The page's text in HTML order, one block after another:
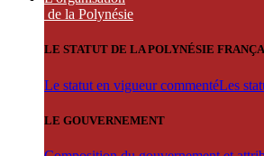
de la Polynésie
LE STATUT DE LA POLYNÉSIE
Le statut en vigueur commentéLes
LE GOUVERNEMENT